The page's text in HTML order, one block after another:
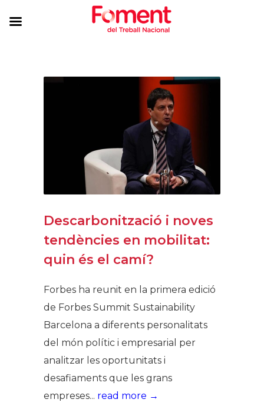
Descarbonització i noves
tendències en mobilitat:
quin és el camí?
Forbes ha reunit en la primera edició
de Forbes Summit Sustainability
Barcelona a diferents personalitats
del món polític i empresarial per
analitzar les oportunitats i
desafiaments que les grans
empreses... read more →